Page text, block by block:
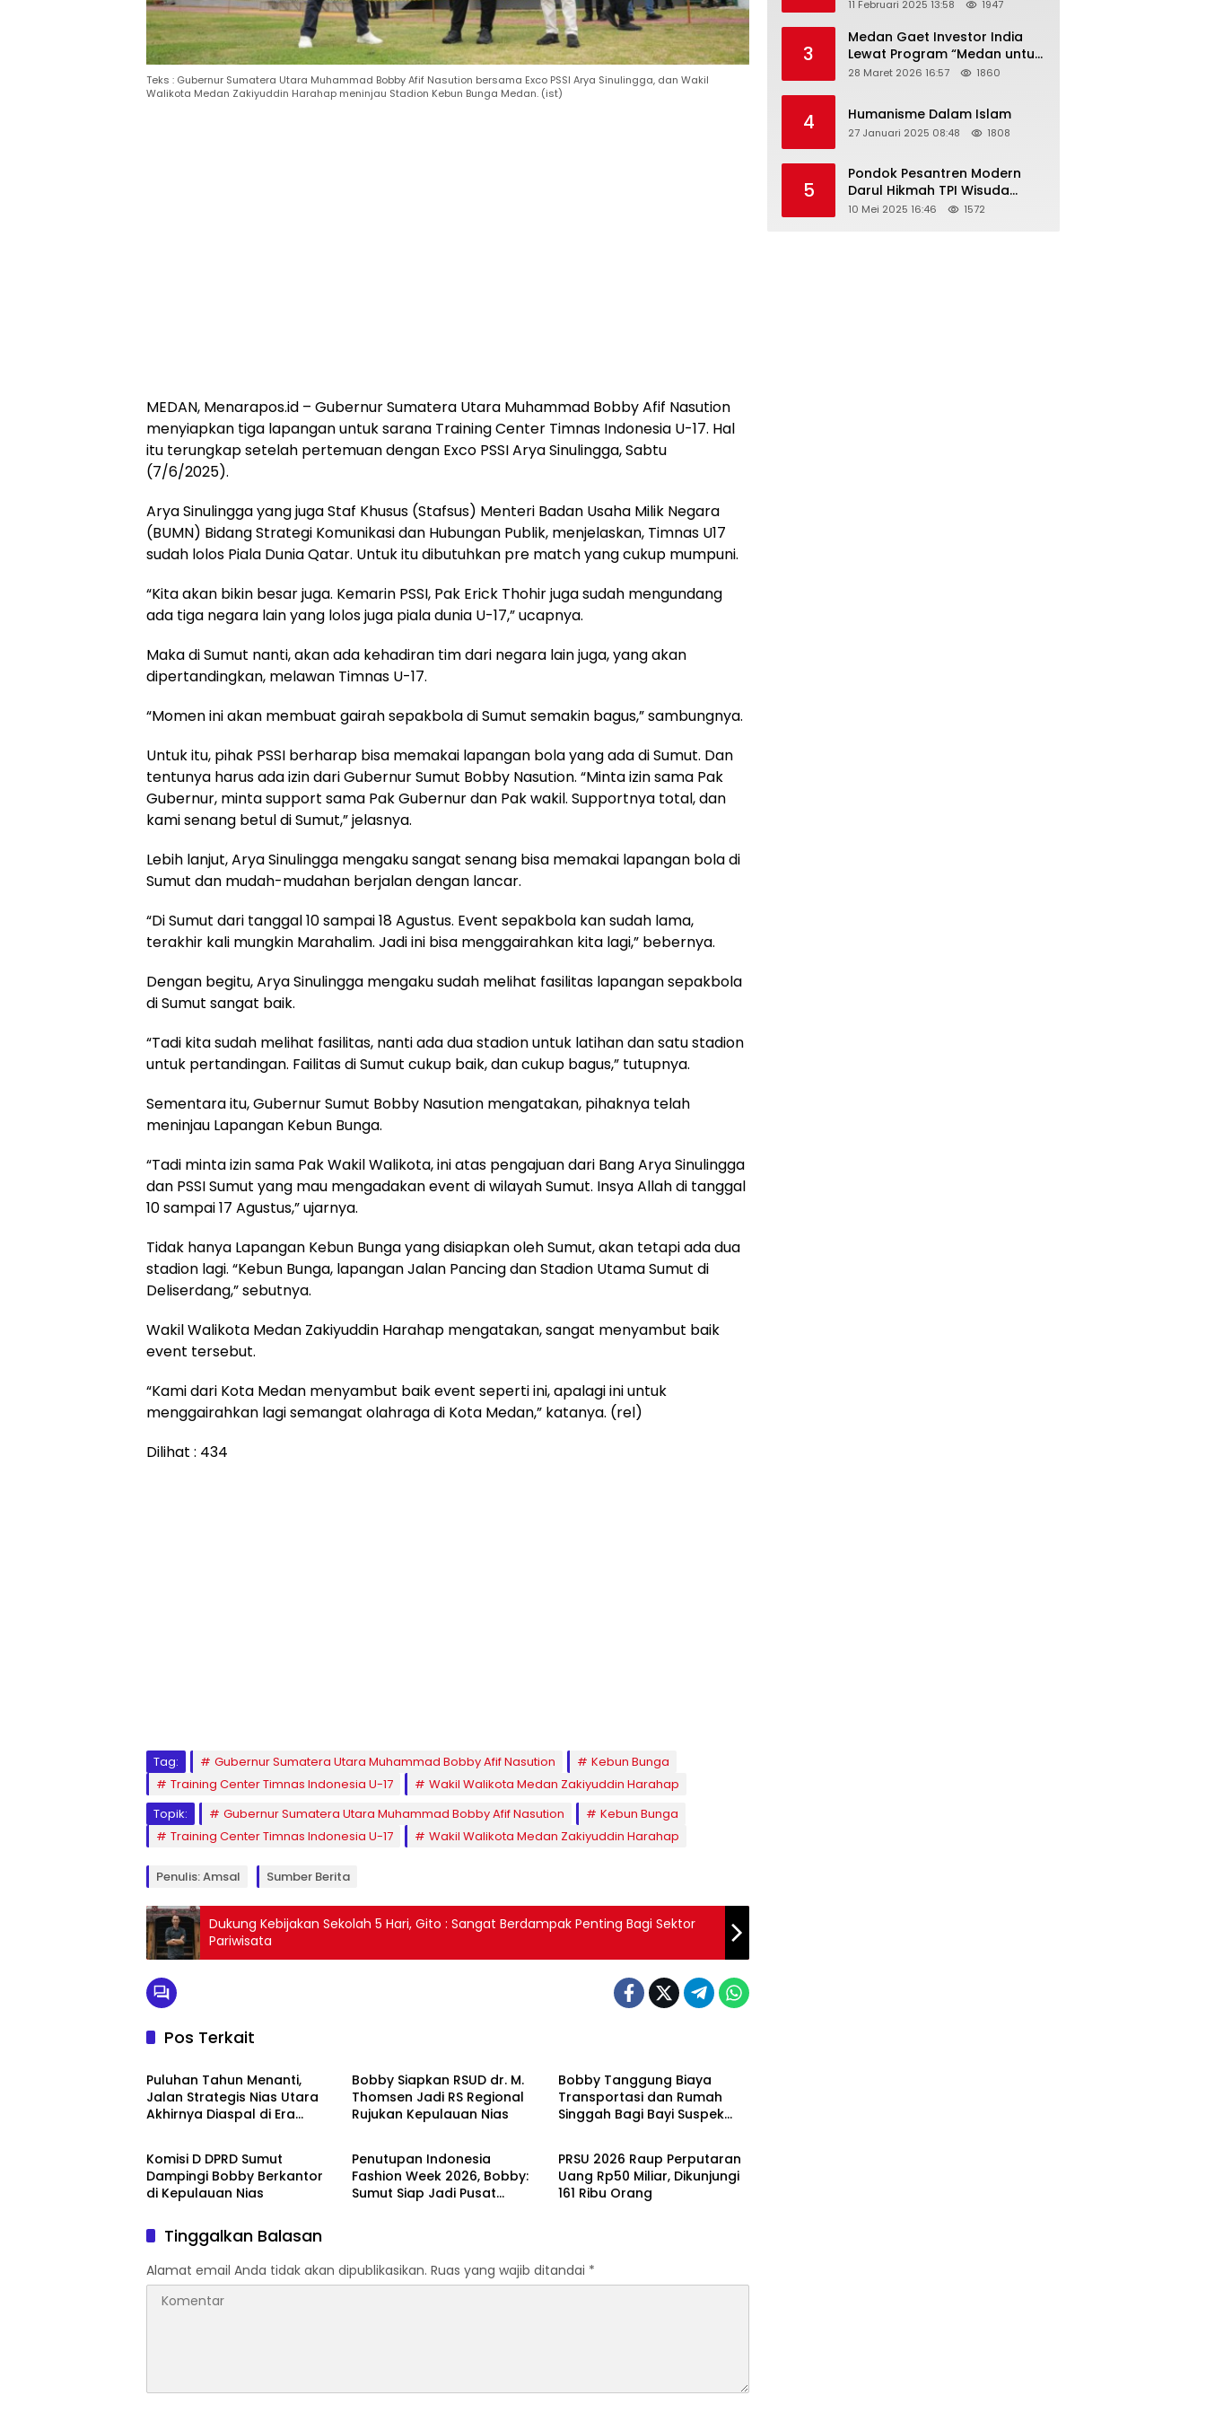
Teks : Gubernur Sumatera Utara Muhammad Bobby Afif Nasution bersama Exco PSSI Arya Sinulingga, dan Wakil
Walikota Medan Zakiyuddin Harahap meninjau Stadion Kebun Bunga Medan. (ist)
MEDAN, Menarapos.id – Gubernur Sumatera Utara Muhammad Bobby Afif Nasution
menyiapkan tiga lapangan untuk sarana Training Center Timnas Indonesia U-17. Hal
itu terungkap setelah pertemuan dengan Exco PSSI Arya Sinulingga, Sabtu
(7/6/2025).
Arya Sinulingga yang juga Staf Khusus (Stafsus) Menteri Badan Usaha Milik Negara
(BUMN) Bidang Strategi Komunikasi dan Hubungan Publik, menjelaskan, Timnas U17
sudah lolos Piala Dunia Qatar. Untuk itu dibutuhkan pre match yang cukup mumpuni.
“Kita akan bikin besar juga. Kemarin PSSI, Pak Erick Thohir juga sudah mengundang
ada tiga negara lain yang lolos juga piala dunia U-17,” ucapnya.
Maka di Sumut nanti, akan ada kehadiran tim dari negara lain juga, yang akan
dipertandingkan, melawan Timnas U-17.
“Momen ini akan membuat gairah sepakbola di Sumut semakin bagus,” sambungnya.
Untuk itu, pihak PSSI berharap bisa memakai lapangan bola yang ada di Sumut. Dan
tentunya harus ada izin dari Gubernur Sumut Bobby Nasution. “Minta izin sama Pak
Gubernur, minta support sama Pak Gubernur dan Pak wakil. Supportnya total, dan
kami senang betul di Sumut,” jelasnya.
Lebih lanjut, Arya Sinulingga mengaku sangat senang bisa memakai lapangan bola di
Sumut dan mudah-mudahan berjalan dengan lancar.
“Di Sumut dari tanggal 10 sampai 18 Agustus. Event sepakbola kan sudah lama,
terakhir kali mungkin Marahalim. Jadi ini bisa menggairahkan kita lagi,” bebernya.
Dengan begitu, Arya Sinulingga mengaku sudah melihat fasilitas lapangan sepakbola
di Sumut sangat baik.
“Tadi kita sudah melihat fasilitas, nanti ada dua stadion untuk latihan dan satu stadion
untuk pertandingan. Failitas di Sumut cukup baik, dan cukup bagus,” tutupnya.
Sementara itu, Gubernur Sumut Bobby Nasution mengatakan, pihaknya telah
meninjau Lapangan Kebun Bunga.
“Tadi minta izin sama Pak Wakil Walikota, ini atas pengajuan dari Bang Arya Sinulingga
dan PSSI Sumut yang mau mengadakan event di wilayah Sumut. Insya Allah di tanggal
10 sampai 17 Agustus,” ujarnya.
Tidak hanya Lapangan Kebun Bunga yang disiapkan oleh Sumut, akan tetapi ada dua
stadion lagi. “Kebun Bunga, lapangan Jalan Pancing dan Stadion Utama Sumut di
Deliserdang,” sebutnya.
Wakil Walikota Medan Zakiyuddin Harahap mengatakan, sangat menyambut baik
event tersebut.
“Kami dari Kota Medan menyambut baik event seperti ini, apalagi ini untuk
menggairahkan lagi semangat olahraga di Kota Medan,” katanya. (rel)
Dilihat : 434
Tag: Gubernur Sumatera Utara Muhammad Bobby Afif Nasution
Kebun Bunga
Training Center Timnas Indonesia U-17
Wakil Walikota Medan Zakiyuddin Harahap
Topik:
Gubernur Sumatera Utara Muhammad Bobby Afif Nasution
Kebun Bunga
Training Center Timnas Indonesia U-17
Wakil Walikota Medan Zakiyuddin Harahap
Penulis: Amsal Sumber Berita
Dukung Kebijakan Sekolah 5 Hari, Gito : Sangat Berdampak Penting Bagi Sektor
Pariwisata
Pos Terkait
Pemerintahan
Puluhan Tahun Menanti,
Jalan Strategis Nias Utara
Akhirnya Diaspal di Era
Bobby Siapkan RSUD dr. M.
Thomsen Jadi RS Regional
Rujukan Kepulauan Nias
Bobby Tanggung Biaya
Transportasi dan Rumah
Singgah Bagi Bayi Suspek
Pemerintahan
Komisi D DPRD Sumut
Dampingi Bobby Berkantor
di Kepulauan Nias
Pemerintahan
Penutupan Indonesia
Fashion Week 2026, Bobby:
Sumut Siap Jadi Pusat
Pemerintahan
PRSU 2026 Raup Perputaran
Uang Rp50 Miliar, Dikunjungi
161 Ribu Orang
Tinggalkan Balasan
Alamat email Anda tidak akan dipublikasikan. Ruas yang wajib ditandai *
11 Februari 2025 13:58 1947
3
Medan Gaet Investor India
Lewat Program “Medan untuk
Semua”
28 Maret 2026 16:57 1860
4 Humanisme Dalam Islam
27 Januari 2025 08:48 1808
5
Pondok Pesantren Modern
Darul Hikmah TPI Wisuda
Santri/Santriwati Angkatan
10 Mei 2025 16:46 1572